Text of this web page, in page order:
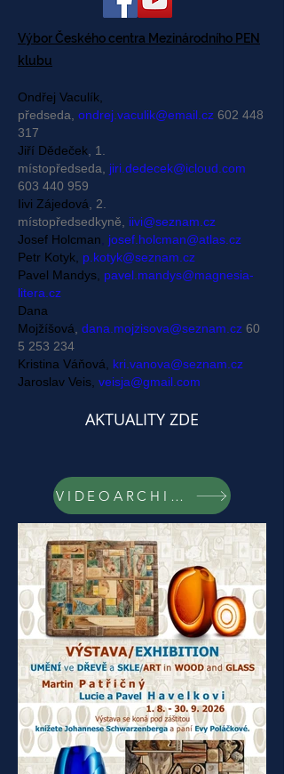
Výbor Českého centra Mezinárodního PEN
klubu
Ondřej Vaculík,
předseda, ondrej.vaculik@email.cz 602 448
317
Jiří Dědeček , 1.
místopředseda, jiri.dedecek@icloud.com
603 440 959
Iivi Zájedová
2.
místopředsedkyně, iivi@seznam.cz
Josef Holcman
josef.holcman@atlas.cz
Petr Kotyk, p.kotyk@seznam.cz
Pavel Mandys, pavel.mandys@magnesia-
litera.cz
Dana
Mojžíšová dana.mojzisova@seznam.cz 60
5 253 234
Kristina Váňová, kri.vanova@seznam.cz
Jaroslav Veis, veisja@gmail.com
AKTUALITY ZDE
VIDEOARCHIV PEN